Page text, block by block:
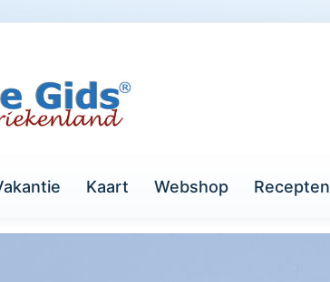
Kaart Webshop Recepten